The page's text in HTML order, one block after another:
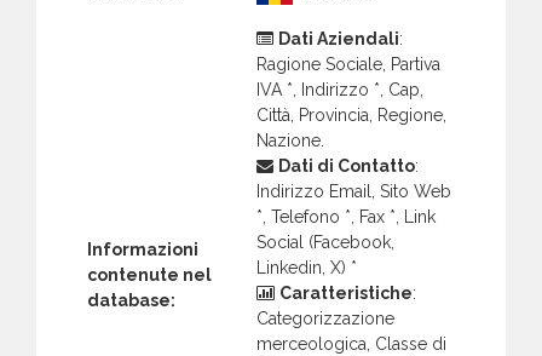
Informazioni
contenute nel
database:
Dati Aziendali:
Ragione Sociale, Partiva
IVA *, Indirizzo *, Cap,
Città, Provincia, Regione,
Nazione.
Dati di Contatto:
Indirizzo Email, Sito Web
*, Telefono *, Fax *, Link
Social (Facebook,
Linkedin, X) *
Caratteristiche:
Categorizzazione
merceologica, Classe di